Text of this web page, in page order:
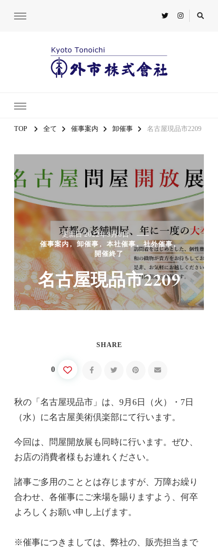
TOP 全て 催事案内 卸催事 名古屋現品市2209
更新日2022年9月8日
催事案内
卸催事 本社催事
社外催事
開催終了
名古屋現品市2209
SHARE
0
秋の「名古屋現品市」は、9月6日（火）・7日
（水）に名古屋美術倶楽部にて行います。
今回は、問屋開放展も同時に行います。ぜひ、
お店の消費者様もお連れください。
諸事ご多用のこととは存じますが、万障お繰り
合わせ、各催事にご来場を賜りますよう、何卒
よろしくお願い申し上げます。
※催事につきましては、弊社の、販売担当まで